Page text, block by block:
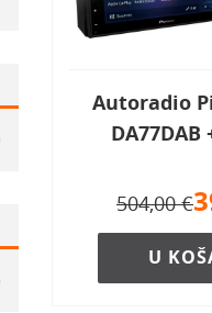
Autoradio
DA77DAB
504,00 €
U